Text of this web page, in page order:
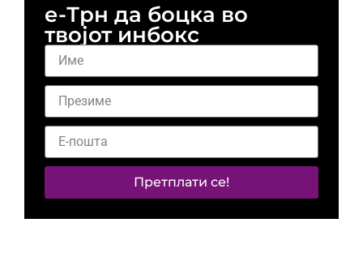
е-Трн да боцка во
твојот инбокс
Претплати се!